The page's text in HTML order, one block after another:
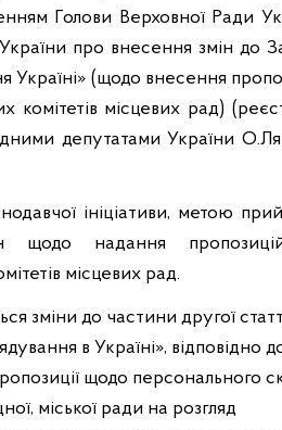
Голови Верховної Ради
про внесення змін до
Україні» (щодо внесення
комітетів місцевих рад)
депутатами України
ініціативи, метою
щодо надання
місцевих рад.
зміни до частини другої
в Україні», відповідно
щодо персонального
міської ради на розгляд